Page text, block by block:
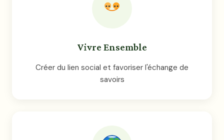
Vivre Ensemble
Créer du lien social et favoriser l'échange de
savoirs